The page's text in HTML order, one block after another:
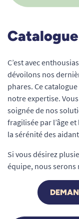
C’est avec
dévoilons nos
phares. Ce
notre expertise.
soignée de nos
fragilisée par l’âge
la sérénité des
Si vous désirez
équipe, nous serons